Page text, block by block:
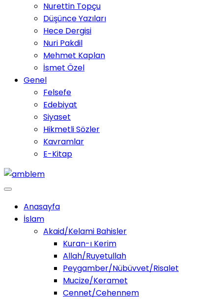
Nurettin Topçu
Düşünce Yazıları
Hece Dergisi
Nuri Pakdil
Mehmet Kaplan
İsmet Özel
Genel
Felsefe
Edebiyat
Siyaset
Hikmetli Sözler
Kavramlar
E-Kitap
Anasayfa
İslam
Akaid/Kelami Bahisler
Kuran-ı Kerim
Allah/Ruyetullah
Peygamber/Nübüvvet/Risalet
Mucize/Keramet
Cennet/Cehennem